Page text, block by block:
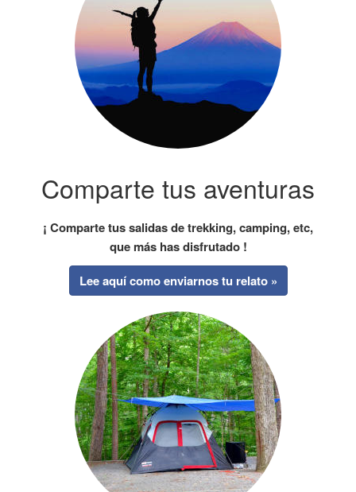
Comparte tus aventuras
¡ Comparte tus salidas de trekking, camping, etc,
que más has disfrutado !
Lee aquí como enviarnos tu relato »